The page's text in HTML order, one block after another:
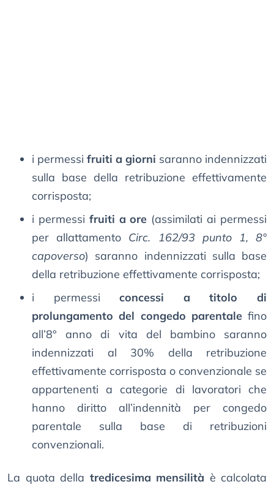
i permessi fruiti a giorni saranno indennizzati
sulla base della retribuzione effettivamente
corrisposta;
i permessi fruiti a ore (assimilati ai permessi
per allattamento Circ. 162/93 punto 1, 8°
capoverso) saranno indennizzati sulla base
della retribuzione effettivamente corrisposta;
i permessiconcessi a titolo di
prolungamento del congedo parentalefino
all’8° anno di vita del bambino saranno
indennizzati al 30% della retribuzione
effettivamente corrisposta o convenzionale se
appartenenti a categorie di lavoratori che
hanno diritto all’indennità per congedo
parentale sulla base di retribuzioni
convenzionali.
La quota della tredicesima mensilità è calcolata